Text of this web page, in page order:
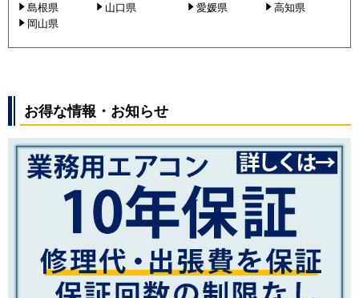
島根県
山口県
岡山県
愛媛県
高知県
お得な情報・お知らせ